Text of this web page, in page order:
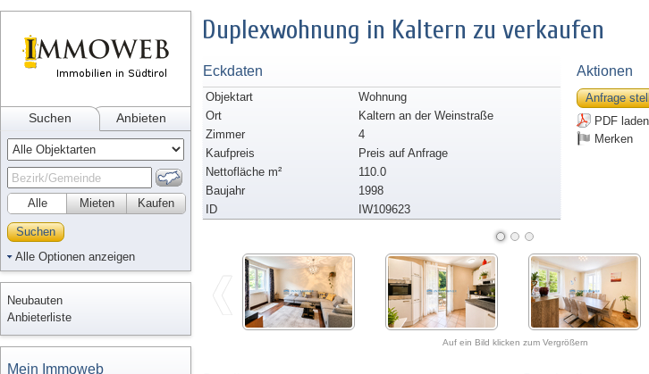
Suchen Anbieten
Alle Kaufen
Mieten
Suchen
Alle Optionen anzeigen
Neubauten
Anbieterliste
Mein Immoweb
Duplexwohnung in Kaltern zu verkaufen
Eckdaten
Objektart
Wohnung
Ort
Kaltern an der Weinstraße
Zimmer
4
Kaufpreis
Preis auf Anfrage
Nettofläche m²
110.0
Baujahr
1998
ID
IW109623
Aktionen
Anfrage
PDF
Merken
Auf ein Bild klicken zum Vergrößern